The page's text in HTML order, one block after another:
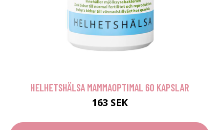
HELHETSHÄLSA MAMMAOPTIMAL 60 KAPSLAR
163 SEK